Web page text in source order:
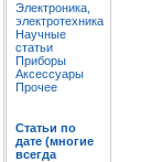
Электроника,
электротехника
Научные
статьи
Приборы
Аксессуары
Прочее
Статьи по
дате (многие
всегда